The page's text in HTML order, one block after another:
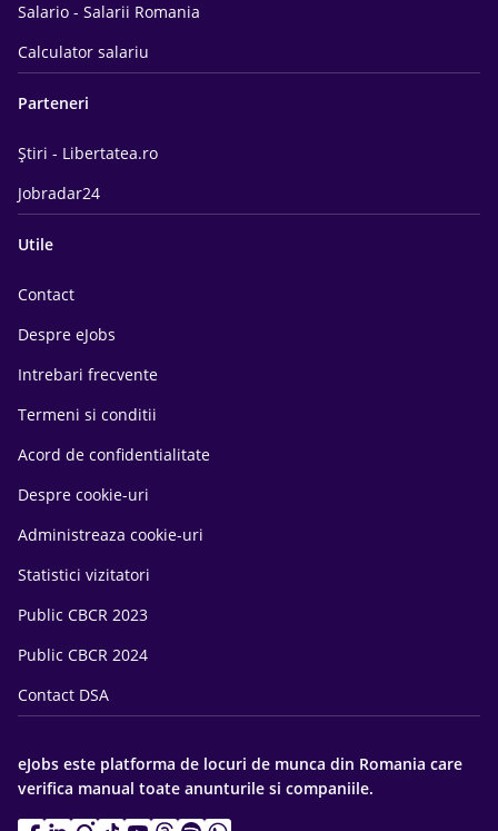
Salario - Salarii Romania
Calculator salariu
Parteneri
Știri - Libertatea.ro
Jobradar24
Utile
Contact
Despre eJobs
Intrebari frecvente
Termeni si conditii
Acord de confidentialitate
Despre cookie-uri
Administreaza cookie-uri
Statistici vizitatori
Public CBCR 2023
Public CBCR 2024
Contact DSA
eJobs este platforma de locuri de munca din Romania care
verifica manual toate anunturile si companiile.